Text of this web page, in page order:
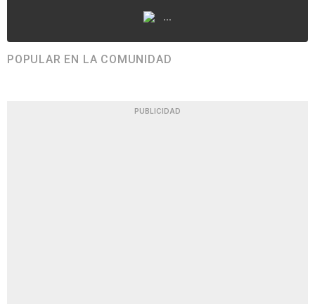
...
POPULAR EN LA COMUNIDAD
PUBLICIDAD